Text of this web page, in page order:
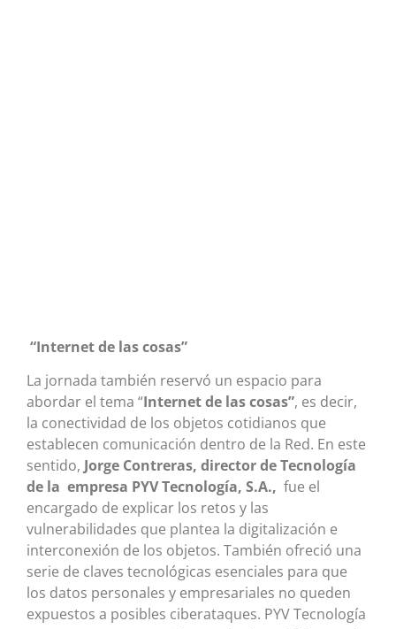
“Internet de las cosas”
La jornada también reservó un espacio para
abordar el tema “Internet de las cosas”, es decir,
la conectividad de los objetos cotidianos que
establecen comunicación dentro de la Red. En este
sentido, Jorge Contreras, director de Tecnología
de la empresa PYV Tecnología, S.A., fue el
encargado de explicar los retos y las
vulnerabilidades que plantea la digitalización e
interconexión de los objetos. También ofreció una
serie de claves tecnológicas esenciales para que
los datos personales y empresariales no queden
expuestos a posibles ciberataques. PYV Tecnología